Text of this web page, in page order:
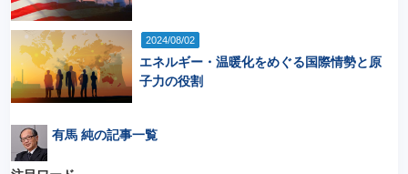
2024/08/02
エネルギー・温暖化をめぐる国際情勢と原
子力の役割
有馬 純の記事一覧